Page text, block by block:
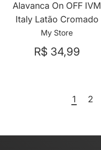
Alavanca On OFF IVM
Italy Latão Cromado
My Store
R$ 34,99
1 2